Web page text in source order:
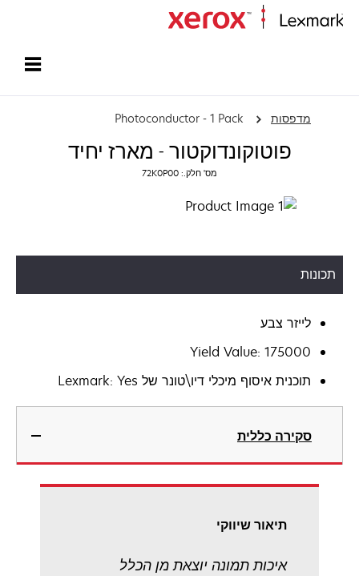
מדפסות Photoconductor - 1 Pack
פוטוקונדוקטור - מארז יחיד
מס' חלק.: 72K0P00
תכונות
לייזר צבע
Yield Value: 175000
תוכנית איסוף מיכלי דיו\טונר של Lexmark: Yes
סקירה כללית
תיאור שיווקי
איכות תמונה יוצאת מן הכלל